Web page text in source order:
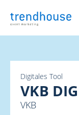
Digitales Tool
VKB
VKB